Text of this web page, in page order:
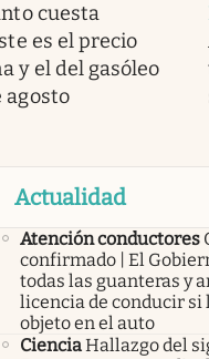
cuesta
es el precio
y el del gasóleo
agosto
Actualidad
Atención conductores
confirmado | El
todas las guanteras y
licencia de conducir si
objeto en el auto
CienciaHallazgo del